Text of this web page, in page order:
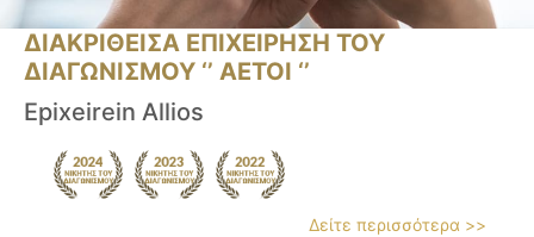
ΔΙΑΚΡΙΘΕΙΣΑ ΕΠΙΧΕΙΡΗΣΗ ΤΟΥ
ΔΙΑΓΩΝΙΣΜΟΥ ‘’ ΑΕΤΟΙ ‘’
Epixeirein Allios
Δείτε περισσότερα >>